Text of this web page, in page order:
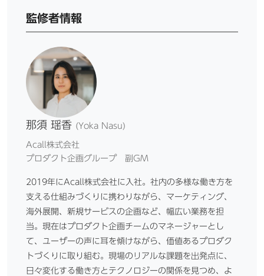
監修者情報
那須 瑶香 (Yoka Nasu)
Acall株式会社
プロダクト企画グループ 副GM
2019年にAcall株式会社に入社。社内の多様な働き方を
支える仕組みづくりに携わりながら、マーケティング、
海外展開、新規サービスの企画など、幅広い業務を担
当。現在はプロダクト企画チームのマネージャーとし
て、ユーザーの声に耳を傾けながら、価値あるプロダク
トづくりに取り組む。現場のリアルな課題を出発点に、
日々変化する働き方とテクノロジーの関係を見つめ、よ